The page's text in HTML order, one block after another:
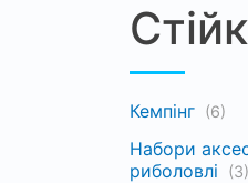
Кемпінг (6)
Набори
риболовлі
(3)